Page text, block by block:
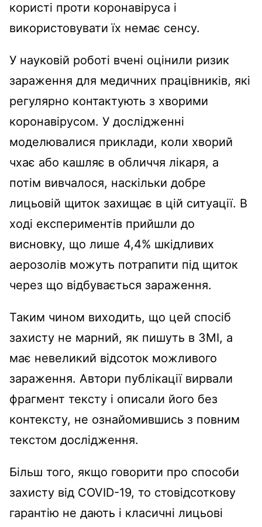
користі проти коронавіруса і
використовувати їх немає сенсу.
У науковій роботі вчені оцінили ризик
зараження для медичних працівників, які
регулярно контактують з хворими
коронавірусом. У дослідженні
моделювалися приклади, коли хворий
чхає або кашляє в обличчя лікаря, а
потім вивчалося, наскільки добре
лицьовій щиток захищає в цій ситуації. В
ході експериментів прийшли до
висновку, що лише 4,4% шкідливих
аерозолів можуть потрапити під щиток
через що відбувається зараження.
Таким чином виходить, що цей спосіб
захисту не марний, як пишуть в ЗМІ, а
має невеликий відсоток можливого
зараження. Автори публікації вирвали
фрагмент тексту і описали його без
контексту, не ознайомившись з повним
текстом дослідження.
Більш того, якщо говорити про способи
захисту від COVID-19, то стовідсоткову
гарантію не дають і класичні лицьові